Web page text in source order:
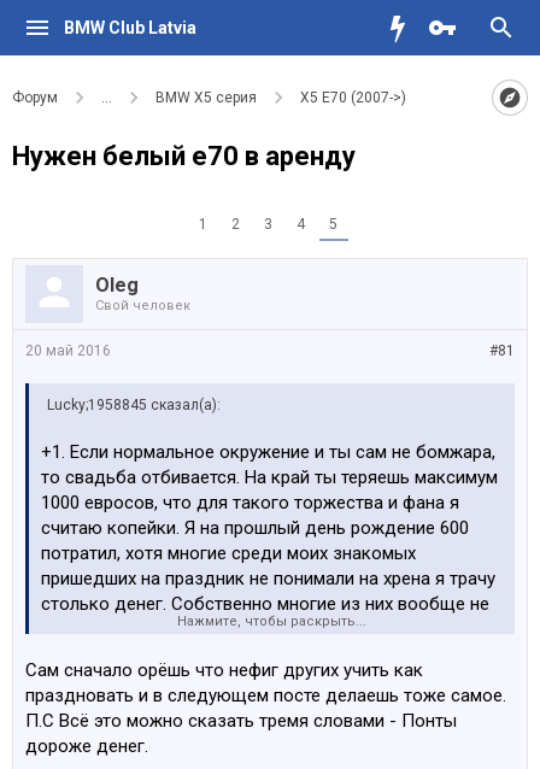
BMW Club Latvia
Форум ... BMW X5 серия X5 E70 (2007->)
Нужен белый е70 в аренду
1 2 3 4 5
Oleg
Свой человек
#81
20 май 2016
Lucky;1958845 сказал(а):
+1. Если нормальное окружение и ты сам не бомжара,
то свадьба отбивается. На край ты теряешь максимум
1000 евросов, что для такого торжества и фана я
считаю копейки. Я на прошлый день рождение 600
потратил, хотя многие среди моих знакомых
пришедших на праздник не понимали на хрена я трачу
столько денег. Собственно многие из них вообще не
празднуют свой день рождения, мотивируя это опять
окупиться и бла бла...
Когда есть бабло его нужно тратить и жить в кайф, а
считать свои центы и деньги в чужом кармане ты
будешь на пенсии.
Нажмите, чтобы раскрыть...
Сам сначало орёшь что нефиг других учить как
праздновать и в следующем посте делаешь тоже самое.
П.С Всё это можно сказать тремя словами - Понты
дороже денег.